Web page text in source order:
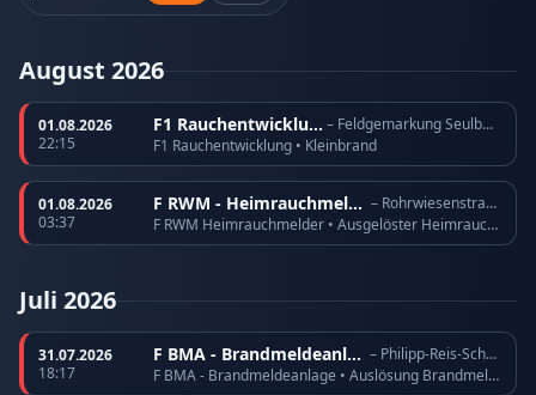
August 2026
01.08.2026
22:15
F1 Rauchentwicklung
– Feldgemarkung Seulberg
F1 Rauchentwicklung • Kleinbrand
01.08.2026
03:37
F RWM - Heimrauchmelder
– Rohrwiesenstraße
F RWM Heimrauchmelder • Ausgelöster Heimrauchmelder
Juli 2026
31.07.2026
18:17
F BMA - Brandmeldeanlage
– Philipp-Reis-Schule
F BMA - Brandmeldeanlage • Auslösung Brandmeldeanlage